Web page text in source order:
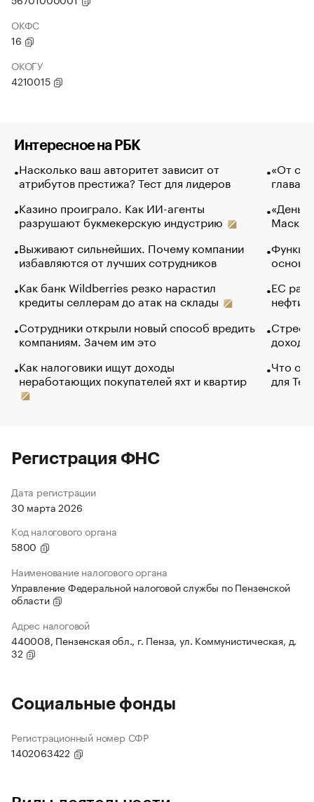
ОКФС
16
ОКОГУ
4210015
Интересное на РБК
Насколько ваш авторитет зависит от
атрибутов престижа? Тест для лидеров
Казино проиграло. Как ИИ-агенты
разрушают букмекерскую индустрию
Выживают сильнейших. Почему компании
избавляются от лучших сотрудников
Как банк Wildberries резко нарастил
кредиты селлерам до атак на склады
Сотрудники открыли новый способ вредить
компаниям. Зачем им это
Как налоговики ищут доходы
неработающих покупателей яхт и квартир
«От
глава
Маск в
основ
ЕС
нефти
Что
для
Регистрация ФНС
Дата регистрации
30 марта 2026
Код налогового органа
5800
Наименование налогового органа
Управление Федеральной налоговой службы по Пензенской
области
Адрес налоговой
440008, Пензенская обл., г. Пенза, ул. Коммунистическая, д.
32
Социальные фонды
Регистрационный номер СФР
1402063422